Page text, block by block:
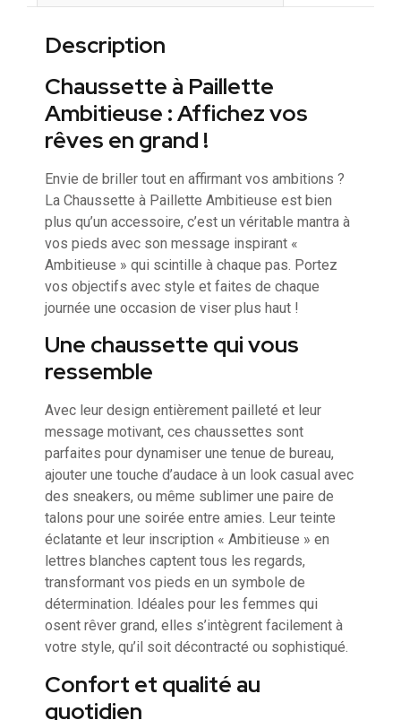
Description
Chaussette à Paillette
Ambitieuse : Affichez vos
rêves en grand !
Envie de briller tout en affirmant vos ambitions ?
La Chaussette à Paillette Ambitieuse est bien
plus qu’un accessoire, c’est un véritable mantra à
vos pieds avec son message inspirant «
Ambitieuse » qui scintille à chaque pas. Portez
vos objectifs avec style et faites de chaque
journée une occasion de viser plus haut !
Une chaussette qui vous
ressemble
Avec leur design entièrement pailleté et leur
message motivant, ces chaussettes sont
parfaites pour dynamiser une tenue de bureau,
ajouter une touche d’audace à un look casual avec
des sneakers, ou même sublimer une paire de
talons pour une soirée entre amies. Leur teinte
éclatante et leur inscription « Ambitieuse » en
lettres blanches captent tous les regards,
transformant vos pieds en un symbole de
détermination. Idéales pour les femmes qui
osent rêver grand, elles s’intègrent facilement à
votre style, qu’il soit décontracté ou sophistiqué.
Confort et qualité au
quotidien